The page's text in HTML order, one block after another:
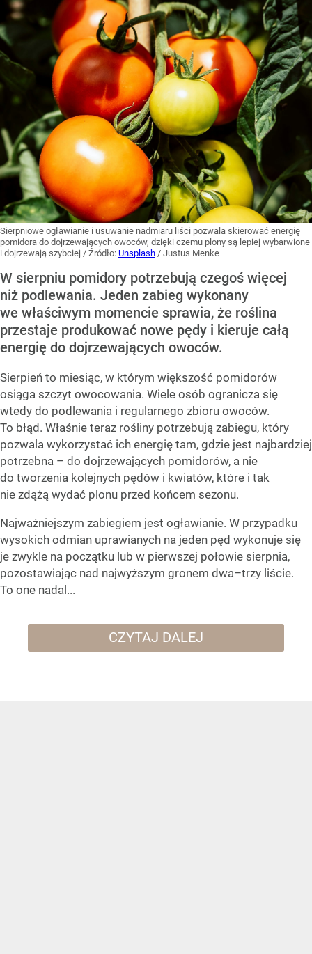
Sierpniowe ogławianie i usuwanie nadmiaru liści pozwala skierować energię
pomidora do dojrzewających owoców, dzięki czemu plony są lepiej wybarwione
i dojrzewają szybciej / Źródło: Unsplash / Justus Menke
W sierpniu pomidory potrzebują czegoś więcej
niż podlewania. Jeden zabieg wykonany
we właściwym momencie sprawia, że roślina
przestaje produkować nowe pędy i kieruje całą
energię do dojrzewających owoców.
Sierpień to miesiąc, w którym większość pomidorów
osiąga szczyt owocowania. Wiele osób ogranicza się
wtedy do podlewania i regularnego zbioru owoców.
To błąd. Właśnie teraz rośliny potrzebują zabiegu, który
pozwala wykorzystać ich energię tam, gdzie jest najbardziej
potrzebna – do dojrzewających pomidorów, a nie
do tworzenia kolejnych pędów i kwiatów, które i tak
nie zdążą wydać plonu przed końcem sezonu.
Najważniejszym zabiegiem jest ogławianie. W przypadku
wysokich odmian uprawianych na jeden pęd wykonuje się
je zwykle na początku lub w pierwszej połowie sierpnia,
pozostawiając nad najwyższym gronem dwa–trzy liście.
To one nadal...
CZYTAJ DALEJ